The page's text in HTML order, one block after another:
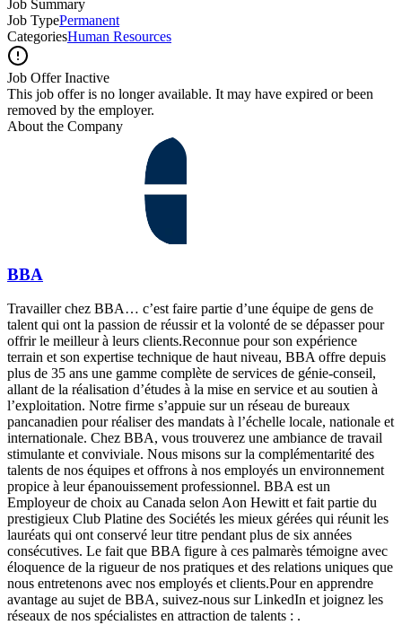
Job Summary
Job TypePermanent
CategoriesHuman Resources
Job Offer Inactive
This job offer is no longer available. It may have expired or been
removed by the employer.
About the Company
BBA
Travailler chez BBA… c’est faire partie d’une équipe de gens de
talent qui ont la passion de réussir et la volonté de se dépasser pour
offrir le meilleur à leurs clients.Reconnue pour son expérience
terrain et son expertise technique de haut niveau, BBA offre depuis
plus de 35 ans une gamme complète de services de génie-conseil,
allant de la réalisation d’études à la mise en service et au soutien à
l’exploitation. Notre firme s’appuie sur un réseau de bureaux
pancanadien pour réaliser des mandats à l’échelle locale, nationale et
internationale. Chez BBA, vous trouverez une ambiance de travail
stimulante et conviviale. Nous misons sur la complémentarité des
talents de nos équipes et offrons à nos employés un environnement
propice à leur épanouissement professionnel. BBA est un
Employeur de choix au Canada selon Aon Hewitt et fait partie du
prestigieux Club Platine des Sociétés les mieux gérées qui réunit les
lauréats qui ont conservé leur titre pendant plus de six années
consécutives. Le fait que BBA figure à ces palmarès témoigne avec
éloquence de la rigueur de nos pratiques et des relations uniques que
nous entretenons avec nos employés et clients.Pour en apprendre
avantage au sujet de BBA, suivez-nous sur LinkedIn et joignez les
réseaux de nos spécialistes en attraction de talents : .